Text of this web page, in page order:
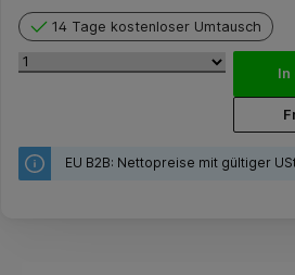
14 Tage kostenloser Umtausch
In
EU B2B: Nettopreise mit gültiger